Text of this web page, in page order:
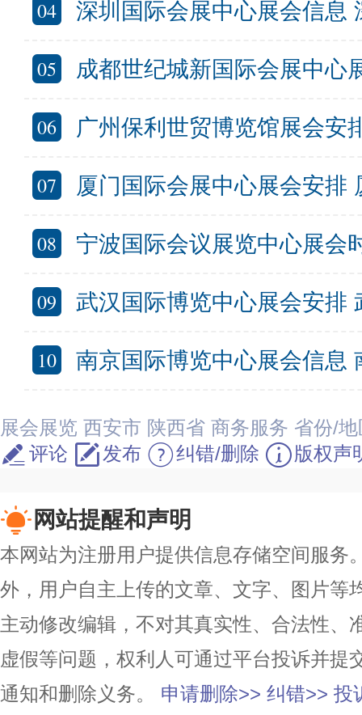
04 深圳国际会展中心展会信息 深圳
05 成都世纪城新国际会展中心展会信息 成
06 广州保利世贸博览馆展会安排 保
07 厦门国际会展中心展会安排 厦门国际
08 宁波国际会议展览中心展会时间 宁波国
09 武汉国际博览中心展会安排 武汉
10 南京国际博览中心展会信息 南
展会展览 西安市 陕西省 商务服务 省份/
评论
发布 纠错/删除 版权声
网站提醒和声明
本网站为注册用户提供信息存储空间服务
外，用户自主上传的文章、文字、图片等
主动修改编辑，不对其真实性、合法性、
虚假等问题，权利人可通过平台投诉并提
通知和删除义务。
申请删除>> 纠错>> 投